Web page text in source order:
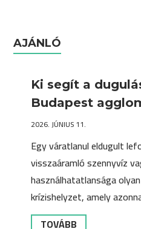
AJÁNLÓ
Ki segít a
Budapest
2026. JÚNIUS 11.
Egy váratlanul eldugult
visszaáramló szennyvíz
használhatatlansága
krízishelyzet, amely
TOVÁBB